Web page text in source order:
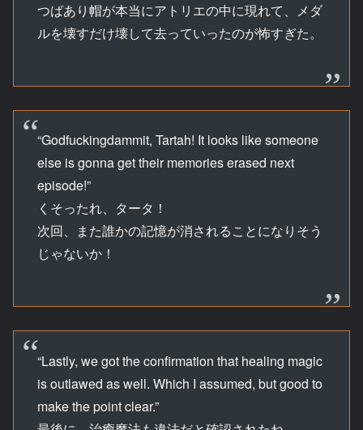
つばあり帽が本当にアトリエの中に現れて、メダ
ルを壊すだけ壊して去っていったのが怖すぎた。
“Godfuckingdammit, Tartah! It looks like someone
else is gonna get their memories erased next
episode!”
くそったれ、タータ！
次回、また誰かの記憶が消されることになりそう
じゃないか！
“Lastly, we got the confirmation that healing magic
is outlawed as well. Which I assumed, but good to
make the point clear.”